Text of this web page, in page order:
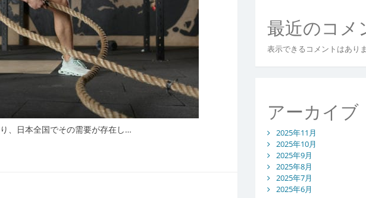
、日本全国でその需要が存在し…
最近のコメ
表示できるコメントはありま
アーカイブ
2025年11月
2025年10月
2025年9月
2025年8月
2025年7月
2025年6月